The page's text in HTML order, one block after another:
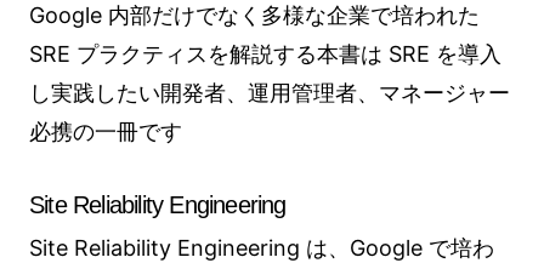
Google 内部だけでなく多様な企業で培われた
SRE プラクティスを解説する本書は SRE を導入
し実践したい開発者、運用管理者、マネージャー
必携の一冊です
Site Reliability Engineering
Site Reliability Engineering は、Google で培わ